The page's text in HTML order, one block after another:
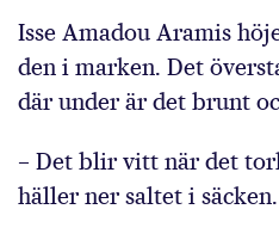
Isse Amadou Aramis
den i marken. Det
där under är det brunt
– Det blir vitt när det
häller ner saltet i säcken.